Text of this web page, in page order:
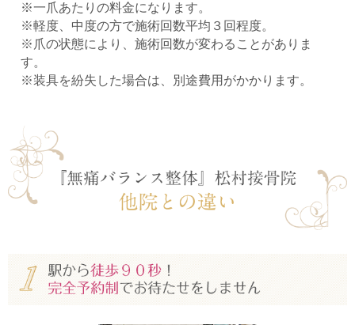
※一爪あたりの料金になります。
※軽度、中度の方で施術回数平均３回程度。
※爪の状態により、施術回数が変わることがありま
す。
※装具を紛失した場合は、別途費用がかかります。